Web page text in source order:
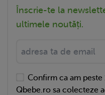
Înscrie-te la
ultimele noutăți.
Confirm ca am peste
Qbebe.ro sa colecteze